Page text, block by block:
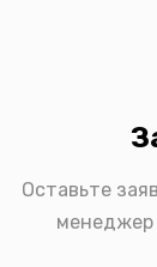
Оставьте
менеджер